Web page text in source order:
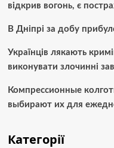
відкрив вогонь, є
В Дніпрі за добу
Українців лякають
виконувати злочинні
Компрессионные
выбирают их для
Категорії